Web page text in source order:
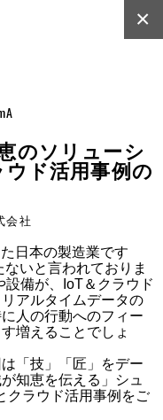
×
のソリューシ
ド活用事例の
会社
日本の製造業です
いと言われておりま
備が、IoT＆クラウド
アルタイムデータの
人の行動へのフィー
増えることでしょ
「技」「匠」をデー
知恵を伝える」シュ
クラウド活用事例をご